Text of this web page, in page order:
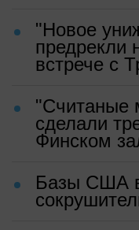
"Новое
предрекли
встрече с
"Считаные
сделали
Финском
Базы США